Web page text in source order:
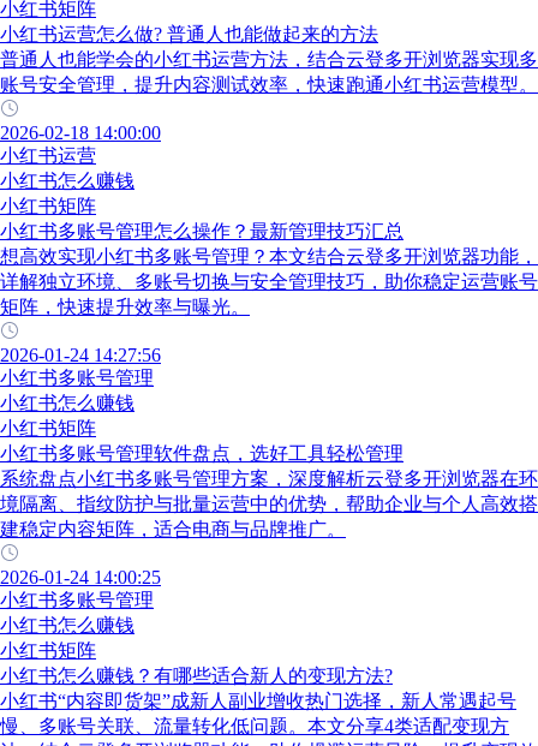
小红书矩阵
小红书运营怎么做? 普通人也能做起来的方法
普通人也能学会的小红书运营方法，结合云登多开浏览器实现多
账号安全管理，提升内容测试效率，快速跑通小红书运营模型。
2026-02-18 14:00:00
小红书运营
小红书怎么赚钱
小红书矩阵
小红书多账号管理怎么操作？最新管理技巧汇总
想高效实现小红书多账号管理？本文结合云登多开浏览器功能，
详解独立环境、多账号切换与安全管理技巧，助你稳定运营账号
矩阵，快速提升效率与曝光。
2026-01-24 14:27:56
小红书多账号管理
小红书怎么赚钱
小红书矩阵
小红书多账号管理软件盘点，选好工具轻松管理
系统盘点小红书多账号管理方案，深度解析云登多开浏览器在环
境隔离、指纹防护与批量运营中的优势，帮助企业与个人高效搭
建稳定内容矩阵，适合电商与品牌推广。
2026-01-24 14:00:25
小红书多账号管理
小红书怎么赚钱
小红书矩阵
小红书怎么赚钱？有哪些适合新人的变现方法?
小红书“内容即货架”成新人副业增收热门选择，新人常遇起号
慢、多账号关联、流量转化低问题。本文分享4类适配变现方